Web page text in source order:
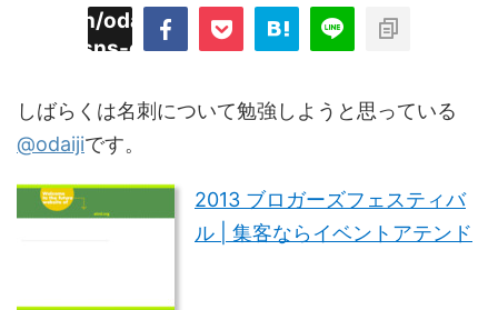
odaiji.com/public_html/blog/wp-
sns-count-cache/sns-count-
しばらくは名刺について勉強しようと思っている
@odaijiです。
2013 ブロガーズフェスティバ
ル | 集客ならイベントアテンド